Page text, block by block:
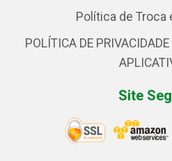
Política de Troca
POLÍTICA DE
Site